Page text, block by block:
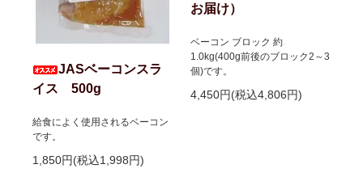
JASベーコンスラ
イス 500g
給食によく使用されるベーコン
です。
1,850円(税込1,998円)
お届け）
ベーコン ブロック 約
1.0kg(400g前後のブロック2～3
個)です。
4,450円(税込4,806円)